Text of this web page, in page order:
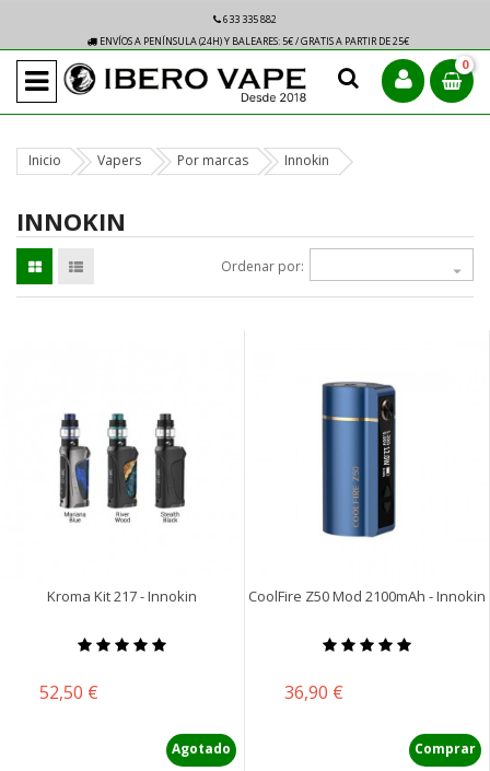
633 335 882
ENVÍOS A PENÍNSULA (24H) Y BALEARES: 5€ / GRATIS A PARTIR DE 25€
0
Inicio Vapers Por marcas Innokin
INNOKIN
Ordenar por: 
Kroma Kit 217 - Innokin
Precio
52,50 €
Agotado
CoolFire Z50 Mod 2100mAh - Innokin
Precio
36,90 €
Comprar